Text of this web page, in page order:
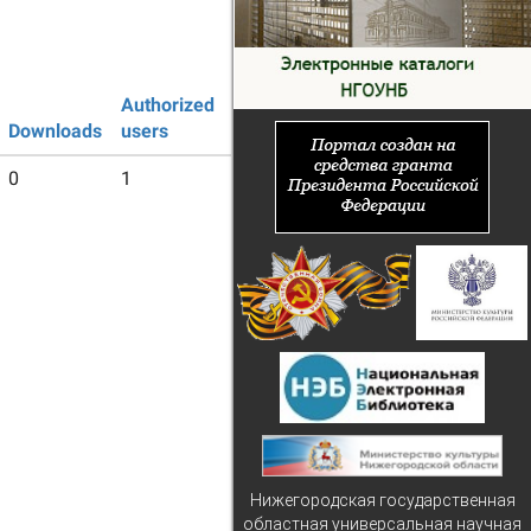
Downloads
Authorized
users
Guest
0 1
Нижегородская государственная
областная универсальная научная